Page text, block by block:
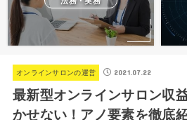
オンラインサロンの運営 2021.07.22
最新型オンラインサロン収
かせない！アノ要素を徹底